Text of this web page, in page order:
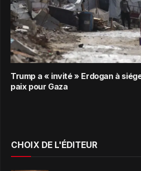
Trump a « invité » Erdogan à
paix pour Gaza
CHOIX DE L'ÉDITEUR